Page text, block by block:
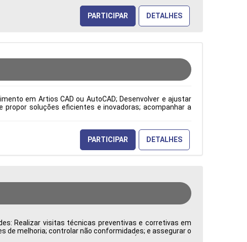
PARTICIPAR DETALHES
em Artios CAD ou AutoCAD; Desenvolver e ajustar
soluções eficientes e inovadoras; acompanhar a
especificações dos clientes, solicitações da gestão da
Produção Período: Formação Acadêmica: Características
PARTICIPAR DETALHES
Realizar visitas técnicas preventivas e corretivas em
melhoria; controlar não conformidades; e assegurar o